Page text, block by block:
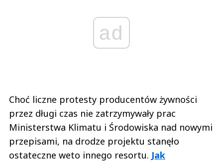
ad
Choć liczne protesty producentów żywności
przez długi czas nie zatrzymywały prac
Ministerstwa Klimatu i Środowiska nad nowymi
przepisami, na drodze projektu stanęło
ostateczne weto innego resortu. Jak